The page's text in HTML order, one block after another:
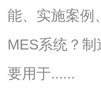
能、实施案例
MES系统？
要用于......